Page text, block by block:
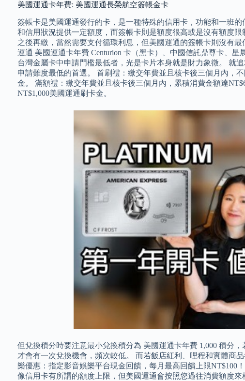
美國運通卡年費: 美國運通長榮航空簽帳金卡
簽帳卡是美國運通發行的卡，是一種特殊的信用卡，功能和一班
和信用狀況提供一定額度，而簽帳卡則是額度很高或是沒有額度
之後再繳，當然需要支付循環利息，但美國運通的簽帳卡則沒有
運通 美國運通卡年費 Centurion 卡（黑卡）、中國信託鼎尊卡、
台灣金屬卡中申請門檻最低者，光是卡片本身就是財力象徵。 就
申請難度最低的首選。 首刷禮：繳交年費並且核卡後三個月內，
金。 滿額禮：繳交年費並且核卡後三個月內，累積消費金額達
NT$1,000美國運通刷卡金。
但兌換積分時要注意最小兌換積分為 美國運通卡年費 1,000 積分
才會有一次兌換機會，頻次較低。 而若飯店紅利、哩程和實體商
樂優惠：指定影音娛樂平台現金回饋，每月最高回饋上限NT$100
像信用卡有所謂的額度上限，但美國運通會按照您過往消費額度